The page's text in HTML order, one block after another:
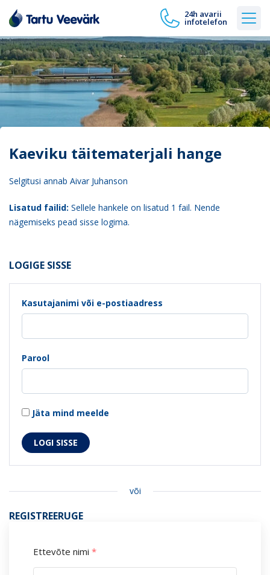
24h avarii
infotelefon
Kaeviku täitematerjali hange
Selgitusi annab Aivar Juhanson
Lisatud failid: Sellele hankele on lisatud 1 fail. Nende
nägemiseks pead sisse logima.
LOGIGE SISSE
Kasutajanimi või e-postiaadress
Parool
Jäta mind meelde
või
REGISTREERUGE
Ettevõte nimi *